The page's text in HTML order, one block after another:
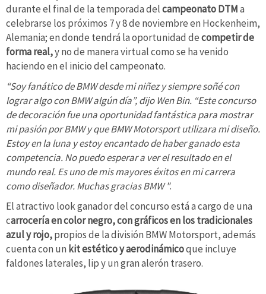
durante el final de la temporada delcampeonato DTMa
celebrarse los próximos 7 y 8 de noviembre en Hockenheim,
Alemania; en donde tendrá la oportunidad decompetir de
forma real,y no de manera virtual como se ha venido
haciendo en el inicio del campeonato.
“Soy fanático de BMW desde mi niñez y siempre soñé con
lograr algo con BMW algún día”, dijo Wen Bin. “Este concurso
de decoración fue una oportunidad fantástica para mostrar
mi pasión por BMW y que BMW Motorsport utilizara mi diseño.
Estoy en la luna y estoy encantado de haber ganado esta
competencia. No puedo esperar a ver el resultado en el
mundo real. Es uno de mis mayores éxitos en mi carrera
como diseñador. Muchas gracias BMW ".
El atractivo look ganador del concurso está a cargo de una
carrocería en color negro, con gráficos en los tradicionales
azul y rojo,propios de la división BMW Motorsport, además
cuenta con un kit estético y aerodinámicoque incluye
faldones laterales, lip y un gran alerón trasero.